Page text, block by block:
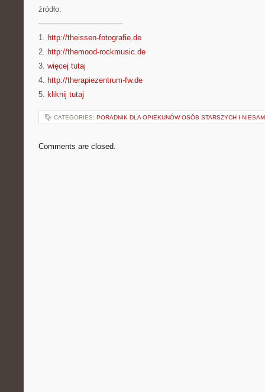
źródło:
———————————
1. http://theissen-fotografie.de
2. http://themood-rockmusic.de
3. więcej tutaj
4. http://therapiezentrum-fw.de
5. kliknij tutaj
CATEGORIES: PORADNIK DLA OPIEKUNÓW OSÓB STARSZYCH I
Comments are closed.